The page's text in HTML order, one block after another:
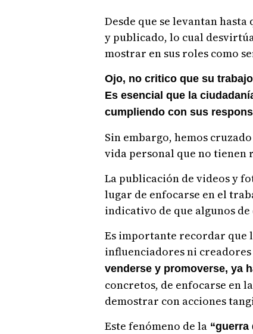
Desde que se levantan hasta
y publicado, lo cual
mostrar en sus roles como
Ojo, no critico que su
Es esencial que la
cumpliendo con sus
Sin embargo, hemos
vida personal que no tienen
La publicación de videos y
lugar de enfocarse en el
indicativo de que algunos
Es importante recordar que
influenciadores ni
venderse y promoverse, ya
concretos, de enfocarse en
demostrar con acciones
Este fenómeno de la“guerra